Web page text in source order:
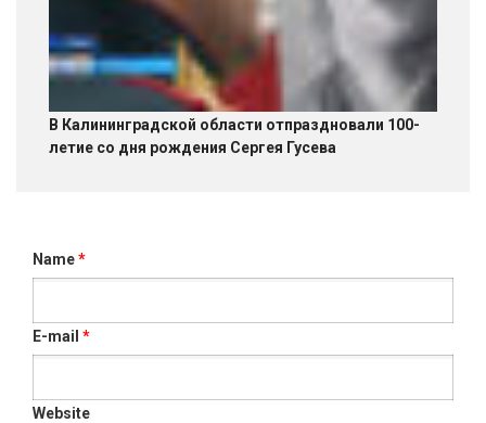
В Калининградской области отпраздновали 100-
летие со дня рождения Сергея Гусева
Name*
E-mail *
Website